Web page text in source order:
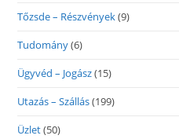
Tőzsde – Részvények(9)
Tudomány(6)
Ügyvéd – Jogász(15)
Utazás – Szállás(199)
Üzlet(50)